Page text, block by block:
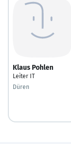
Klaus Pohlen
Leiter IT
Düren